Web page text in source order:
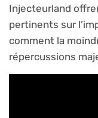
Injecteurland
pertinents sur
comment la
répercussions